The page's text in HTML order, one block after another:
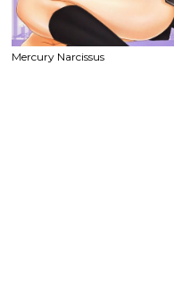
Mercury Narcissus